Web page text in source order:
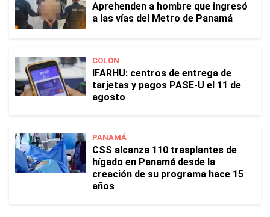
Aprehenden a hombre que ingresó
a las vías del Metro de Panamá
COLÓN
IFARHU: centros de entrega de
tarjetas y pagos PASE-U el 11 de
agosto
PANAMÁ
CSS alcanza 110 trasplantes de
hígado en Panamá desde la
creación de su programa hace 15
años